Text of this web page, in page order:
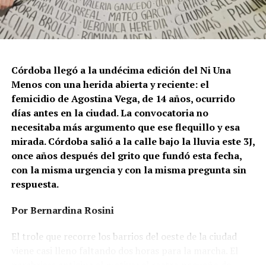
Ganar la vida: La historia de (no)
Córdoba llegó a la undécima edición del Ni Una
Menos con una herida abierta y reciente: el
femicidio de Agostina Vega, de 14 años, ocurrido
días antes en la ciudad. La convocatoria no
necesitaba más argumento que ese flequillo y esa
mirada. Córdoba salió a la calle bajo la lluvia este 3J,
once años después del grito que fundó esta fecha,
con la misma urgencia y con la misma pregunta sin
respuesta.
Por Bernardina Rosini
El trole que recorre los barrios del oeste de la ciudad